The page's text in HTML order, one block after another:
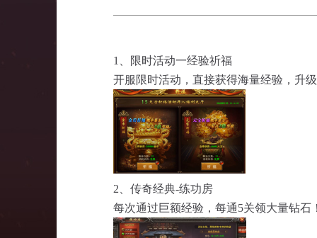
1、限时活动一经验祈福
开服限时活动，直接获得海量经验，升
2、传奇经典-练功房
每次通过巨额经验，每通5关领大量钻石